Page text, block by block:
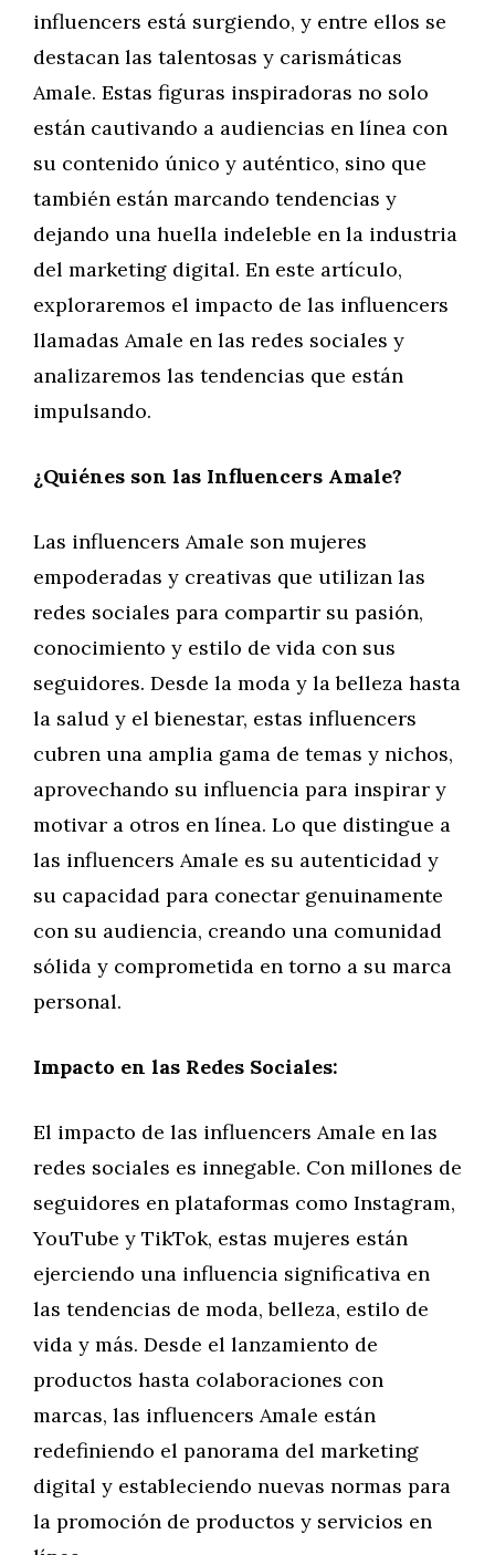
influencers está surgiendo, y entre ellos se
destacan las talentosas y carismáticas
Amale. Estas figuras inspiradoras no solo
están cautivando a audiencias en línea con
su contenido único y auténtico, sino que
también están marcando tendencias y
dejando una huella indeleble en la industria
del marketing digital. En este artículo,
exploraremos el impacto de las influencers
llamadas Amale en las redes sociales y
analizaremos las tendencias que están
impulsando.
¿Quiénes son las Influencers Amale?
Las influencers Amale son mujeres
empoderadas y creativas que utilizan las
redes sociales para compartir su pasión,
conocimiento y estilo de vida con sus
seguidores. Desde la moda y la belleza hasta
la salud y el bienestar, estas influencers
cubren una amplia gama de temas y nichos,
aprovechando su influencia para inspirar y
motivar a otros en línea. Lo que distingue a
las influencers Amale es su autenticidad y
su capacidad para conectar genuinamente
con su audiencia, creando una comunidad
sólida y comprometida en torno a su marca
personal.
Impacto en las Redes Sociales:
El impacto de las influencers Amale en las
redes sociales es innegable. Con millones de
seguidores en plataformas como Instagram,
YouTube y TikTok, estas mujeres están
ejerciendo una influencia significativa en
las tendencias de moda, belleza, estilo de
vida y más. Desde el lanzamiento de
productos hasta colaboraciones con
marcas, las influencers Amale están
redefiniendo el panorama del marketing
digital y estableciendo nuevas normas para
la promoción de productos y servicios en